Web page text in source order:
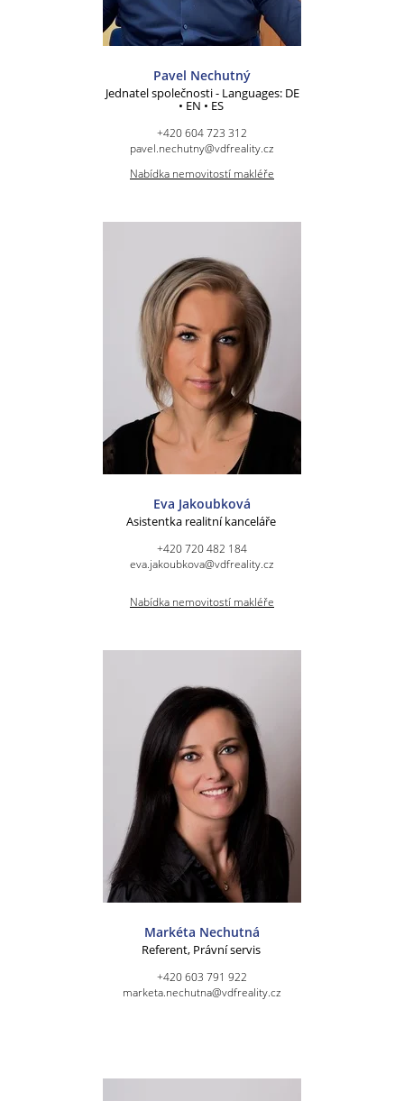
Pavel Nechutný
Jednatel společnosti - Languages: DE
• EN • ES
+420 604 723 312
pavel.nechutny@vdfreality.cz
Nabídka nemovitostí makléře
Eva Jakoubková
Asistentka realitní kanceláře
+420 720 482 184
eva.jakoubkova@vdfreality.cz
Nabídka nemovitostí makléře
Markéta Nechutná
Referent, Právní servis
+420 603 791 922
marketa.nechutna@vdfreality.cz